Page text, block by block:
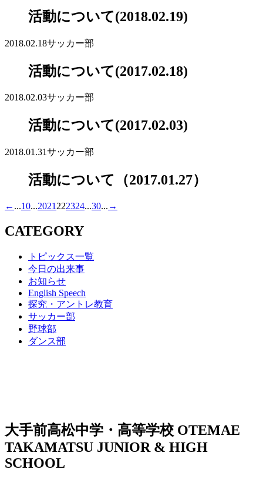
活動について(2018.02.19)
2018.02.18サッカー部
活動について(2017.02.18)
2018.02.03サッカー部
活動について(2017.02.03)
2018.01.31サッカー部
活動について（2017.01.27）
← ...10...2021 222324...30... →
CATEGORY
トピックス一覧
今日の出来事
お知らせ
English Speech
探究・アントレ教育
サッカー部
野球部
ダンス部
大手前高松中学・高等学校 OTEMAE
TAKAMATSU JUNIOR & HIGH
SCHOOL